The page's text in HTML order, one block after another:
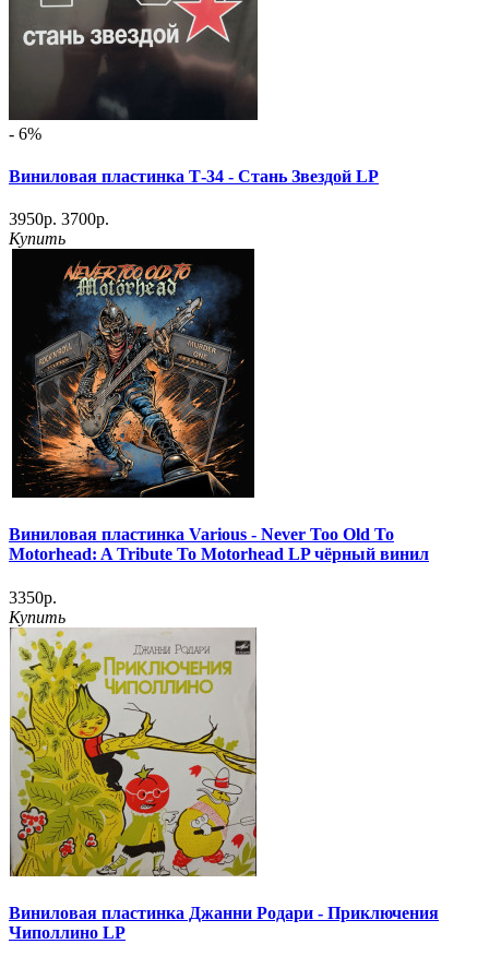
- 6%
Виниловая пластинка Т-34 - Стань Звездой LP
3950р. 3700р.
Купить
Виниловая пластинка Various - Never Too Old To
Motorhead: A Tribute To Motorhead LP чёрный винил
3350р.
Купить
Виниловая пластинка Джанни Родари - Приключения
Чиполлино LP